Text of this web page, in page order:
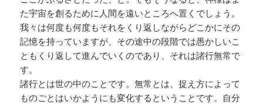
た宇宙を創るために人間を遠いところへ置くでしょう。
我々は何度も何度もそれをくり返しながらどこかにその
記憶を持っていますが、その途中の段階では愚かしいこ
ともくり返して進んでいくのであり、それは諸行無常で
す。
諸行とは世の中のことです。無常とは、捉え方によって
ものごとはいかようにも変化するということです。自分